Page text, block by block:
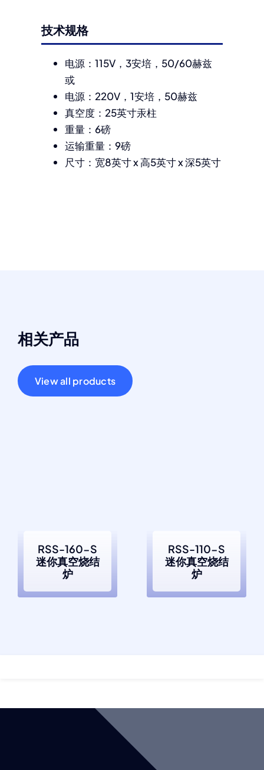
技术规格
电源：115V，3安培，50/60赫兹
或
电源：220V，1安培，50赫兹
真空度：25英寸汞柱
重量：6磅
运输重量：9磅
尺寸：宽8英寸 x 高5英寸 x 深5英寸
相关产品
View all products
RSS-160-S
迷你真空烧结
炉
RSS-110-S
迷你真空烧结
炉